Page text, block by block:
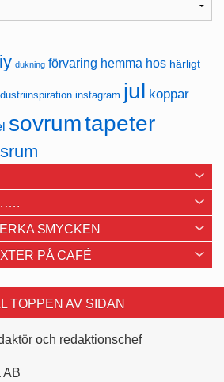
dukning förvaring hemma hos härligt
instagram jul koppar
sovrumtapeter
SMYCKEN
PÅ CAFÉ
TOPPEN AV SIDAN
och redaktionschef
AB